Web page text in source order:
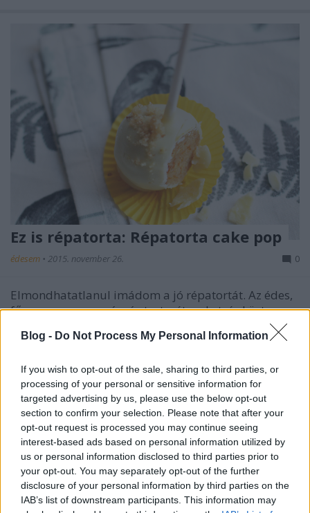
Blog - Do Not Process My Personal Information
If you wish to opt-out of the sale, sharing to third parties, or
processing of your personal or sensitive information for
targeted advertising by us, please use the below opt-out
section to confirm your selection. Please note that after your
opt-out request is processed you may continue seeing
interest-based ads based on personal information utilized by
us or personal information disclosed to third parties prior to
your opt-out. You may separately opt-out of the further
disclosure of your personal information by third parties on the
IAB’s list of downstream participants. This information may
Ez is répatorta: Répatorta cake pop
édesem • 2015. november 26. 0
Elmondhatatlanul imádom a jó répatortát. Az édes,
fűszeres, narancssárgás tortarétegeket, és közte a